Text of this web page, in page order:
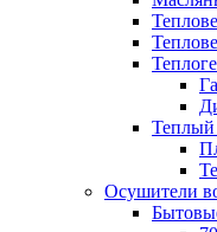
Теплый
Осушители